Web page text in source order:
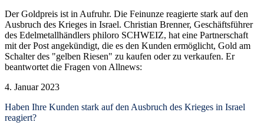
Der Goldpreis ist in Aufruhr. Die Feinunze reagierte stark auf den
Ausbruch des Krieges in Israel. Christian Brenner, Geschäftsführer
des Edelmetallhändlers philoro SCHWEIZ, hat eine Partnerschaft
mit der Post angekündigt, die es den Kunden ermöglicht, Gold am
Schalter des "gelben Riesen" zu kaufen oder zu verkaufen. Er
beantwortet die Fragen von Allnews:
4. Januar 2023
Haben Ihre Kunden stark auf den Ausbruch des Krieges in Israel
reagiert?